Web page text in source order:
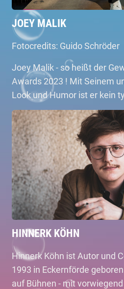
JOEY MALIK
Fotocredits: Guido Schröder
Joey Malik - so heißt der
Awards 2023 ! Mit Seinem
Look und Humor ist er kein
HINNERK KÖHN
Hinnerk Köhn ist Autor und
1993 in Eckernförde
auf Bühnen - mit